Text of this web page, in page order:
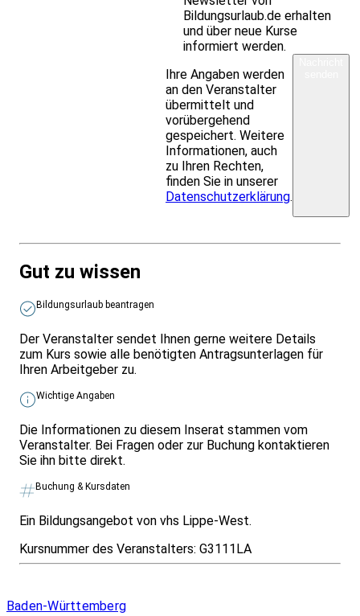
Bildungsurlaub.de erhalten
und über neue Kurse
informiert werden.
Ihre Angaben werden
an den Veranstalter
übermittelt und
vorübergehend
gespeichert. Weitere
Informationen, auch
zu Ihren Rechten,
finden Sie in unserer
Datenschutzerklärung.
Gut zu wissen
Bildungsurlaub beantragen
Der Veranstalter sendet Ihnen gerne weitere Details
zum Kurs sowie alle benötigten Antragsunterlagen für
Ihren Arbeitgeber zu.
Wichtige Angaben
Die Informationen zu diesem Inserat stammen vom
Veranstalter. Bei Fragen oder zur Buchung kontaktieren
Sie ihn bitte direkt.
Buchung & Kursdaten
Ein Bildungsangebot von vhs Lippe-West.
Kursnummer des Veranstalters: G3111LA
Baden-Württemberg